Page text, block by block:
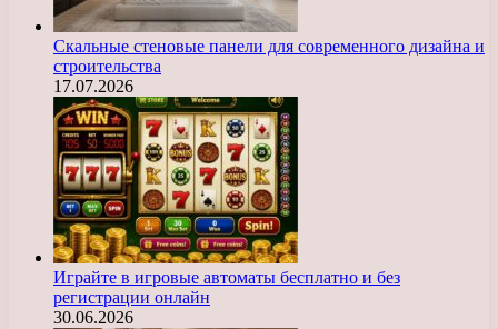
Скальные стеновые панели для современного дизайна и
строительства
17.07.2026
Играйте в игровые автоматы бесплатно и без
регистрации онлайн
30.06.2026